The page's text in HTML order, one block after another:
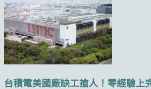
台積電美國廠缺工搶人！零經驗上